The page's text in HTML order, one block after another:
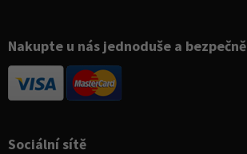
Sociální sítě
Nakupte u nás jednoduše a bezpečně